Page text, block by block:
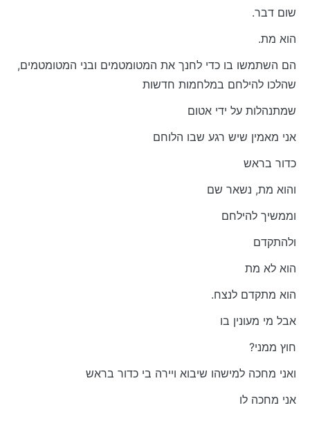
.שום דבר
.הוא מת
הם השתמשו בו כדי לחנך את המטומטמים ובני המטומטמים,
שהלכו להילחם במלחמות חדשות
שמתנהלות על ידי אטום
אני מאמין שיש רגע שבו הלוחם
כדור בראש
והוא מת, נשאר שם
וממשיך להילחם
ולהתקדם
הוא לא מת
.הוא מתקדם לנצח
אבל מי מעונין בו
?חוץ ממני
ואני מחכה למישהו שיבוא ויירה בי כדור בראש
אני מחכה לו